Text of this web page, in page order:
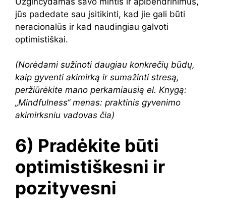
jūs padedate sau įsitikinti, kad jie gali būti
neracionalūs ir kad naudingiau galvoti
optimistiškai.
(Norėdami sužinoti daugiau konkrečių būdų,
kaip gyventi akimirką ir sumažinti stresą,
peržiūrėkite mano perkamiausią el. Knygą:
„Mindfulness“ menas: praktinis gyvenimo
akimirksniu vadovas čia)
6) Pradėkite būti
optimistiškesni ir
pozityvesni